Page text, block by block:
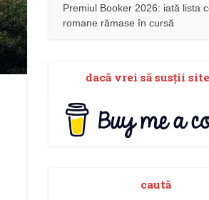
Premiul Booker 2026: iată lista
romane rămase în cursă
dacă vrei să susţii
caută